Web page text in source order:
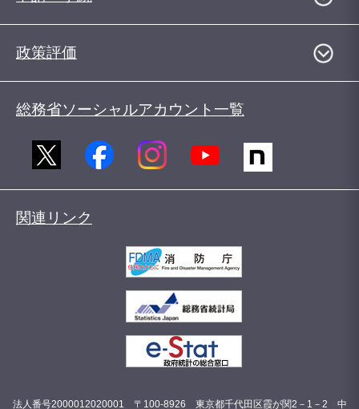
政策評価
総務省ソーシャルアカウント一覧
関連リンク
法人番号2000012020001 〒100-8926 東京都千代田区霞が関2－1－2 中